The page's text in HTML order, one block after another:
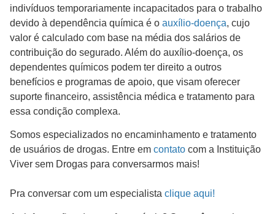
indivíduos temporariamente incapacitados para o trabalho
devido à dependência química é o auxílio-doença, cujo
valor é calculado com base na média dos salários de
contribuição do segurado. Além do auxílio-doença, os
dependentes químicos podem ter direito a outros
benefícios e programas de apoio, que visam oferecer
suporte financeiro, assistência médica e tratamento para
essa condição complexa.
Somos especializados no encaminhamento e tratamento
de usuários de drogas. Entre em contato com a Instituição
Viver sem Drogas para conversarmos mais!
Pra conversar com um especialista clique aqui!